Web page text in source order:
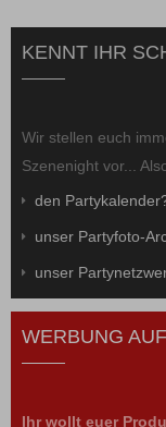
KENNT IHR
Wir stellen euch
Szenenight vor...
den
unser Partyfoto-
unser
WERBUNG
Ihr wollt euer